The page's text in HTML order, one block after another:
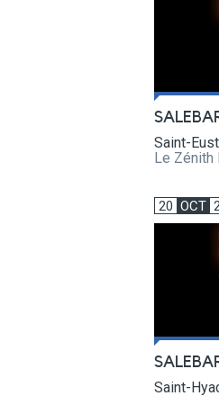
Saint-
Le Zénith
20 OCT
Saint-